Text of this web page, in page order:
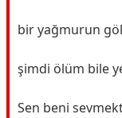
bir yağmurun
şimdi ölüm bile
Sen beni